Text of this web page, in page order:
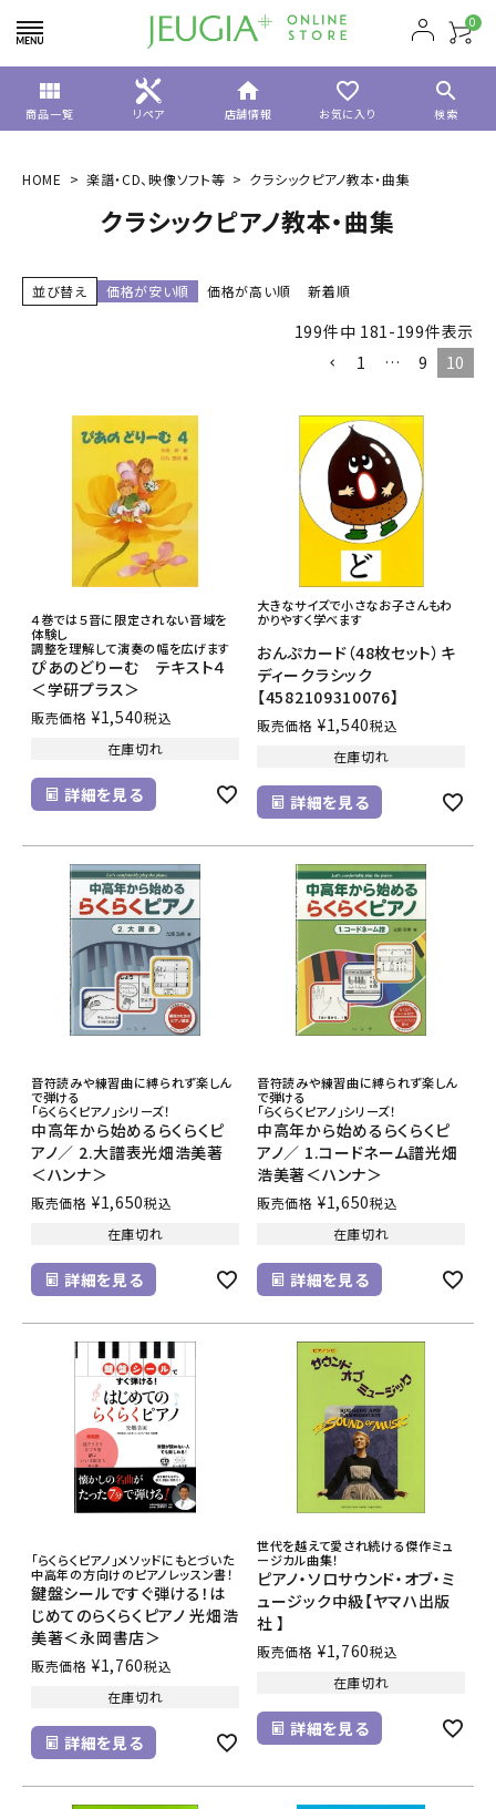
0
view_module
商品一覧 リペア
home
店舗情報
favorite_border
お気に入り
search
検索
HOME 楽譜・CD、映像ソフト等 クラシックピアノ教本・曲集
クラシックピアノ教本・曲集
並び替え 価格が安い順 価格が高い順 新着順
199件中 181-199件表示
1
… 9 10
４巻では５音に限定されない音域を
体験し
調整を理解して演奏の幅を広げます
ぴあのどりーむ テキスト４
＜学研プラス＞
販売価格 ¥1,540税込
在庫切れ
詳細を見る
大きなサイズで小さなお子さんもわ
かりやすく学べます
おんぷカード（48枚セット）キ
ディークラシック
【4582109310076】
販売価格 ¥1,540税込
在庫切れ
詳細を見る
音符読みや練習曲に縛られず楽しん
で弾ける
「らくらくピアノ」シリーズ！
中高年から始めるらくらくピ
アノ／ 2.大譜表光畑浩美著
＜ハンナ＞
販売価格 ¥1,650税込
在庫切れ
詳細を見る
音符読みや練習曲に縛られず楽しん
で弾ける
「らくらくピアノ」シリーズ！
中高年から始めるらくらくピ
アノ／ 1.コードネーム譜光畑
浩美著＜ハンナ＞
販売価格 ¥1,650税込
在庫切れ
詳細を見る
「らくらくピアノ」メソッドにもとづいた
中高年の方向けのピアノレッスン書！
鍵盤シールですぐ弾ける！は
じめてのらくらくピアノ 光畑浩
美著＜永岡書店＞
販売価格 ¥1,760税込
在庫切れ
詳細を見る
世代を越えて愛され続ける傑作ミュ
ージカル曲集！
ピアノ・ソロサウンド・オブ・ミ
ュージック中級【ヤマハ出版
社 】
販売価格 ¥1,760税込
在庫切れ
詳細を見る